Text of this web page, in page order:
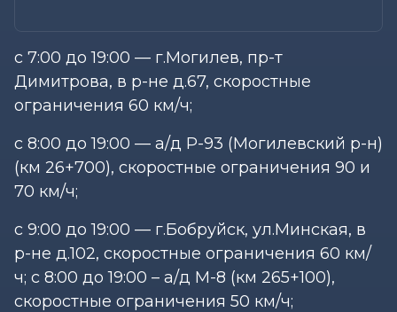
с 7:00 до 19:00 — г.Могилев, пр-т
Димитрова, в р-не д.67, скоростные
ограничения 60 км/ч;
с 8:00 до 19:00 — а/д Р-93 (Могилевский р-н)
(км 26+700), скоростные ограничения 90 и
70 км/ч;
с 9:00 до 19:00 — г.Бобруйск, ул.Минская, в
р-не д.102, скоростные ограничения 60 км/
ч; с 8:00 до 19:00 – а/д М-8 (км 265+100),
скоростные ограничения 50 км/ч;